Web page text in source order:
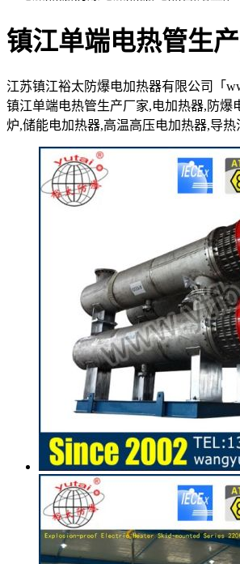
镇江单端电热管生
江苏镇江裕太防爆电加热器有限公司「
镇江单端电热管生产厂家,电加热器,防爆
炉,储能电加热器,高温高压电加热器,导热